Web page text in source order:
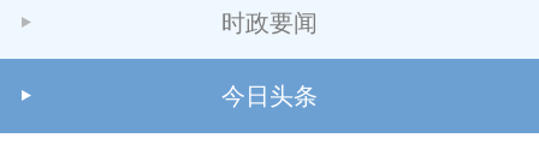
时政要闻
今日头条